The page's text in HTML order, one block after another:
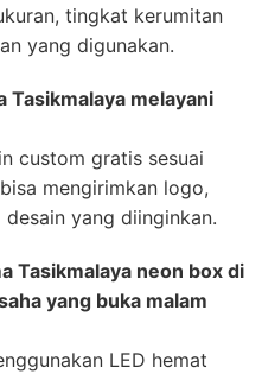
tingkat kerumitan
yang digunakan.
Tasikmalaya melayani
custom gratis sesuai
mengirimkan logo,
yang diinginkan.
Tasikmalaya neon box di
yang buka malam
LED hemat